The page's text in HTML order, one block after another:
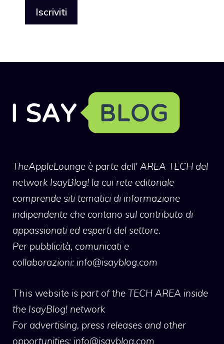
TheAppleLounge è parte dell' AREA TECH del
network IsayBlog! la cui rete editoriale
comprende siti tematici di informazione
indipendente che contano sul contributo di
appassionati ed esperti del settore.
Per pubblicità, comunicati e
collaborazioni: info@isayblog.com
This website is part of the TECH AREA inside
the IsayBlog! network
For advertising, press releases and other
opportunities: info@isayblog.com